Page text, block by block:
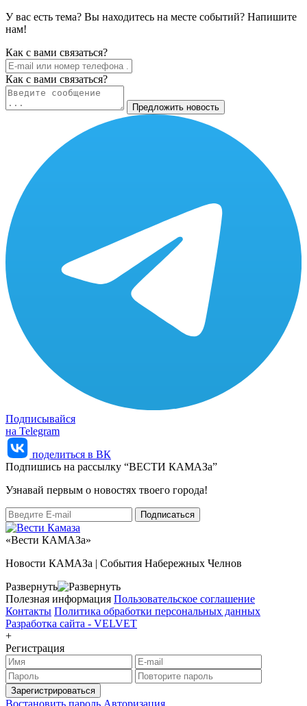
У вас есть тема? Вы находитесь на месте событий? Напишите
нам!
Как c вами связаться?
Как c вами связаться?
Предложить новость
Подписывайся
на Telegram
поделиться в ВК
Подпишись на рассылку “ВЕСТИ КАМАЗа”
Узнaвай первым о новостях твоего города!
«Вести КАМАЗа»
Новости КАМАЗа | События Набережных Челнов
Развернуть
Полезная информация Пользовательское соглашение
Контакты Политика обработки персональных данных
Разработка сайта - VELVET
+
Регистрация
Зарегистрироваться
Востановить пароль Авторизация